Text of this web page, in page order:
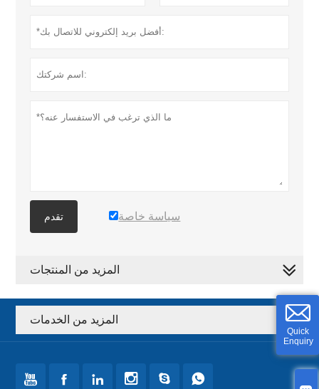
Quick
Enquiry
تقدم سياسة خاصة
المزيد من المنتجات
المزيد من الخدمات
     